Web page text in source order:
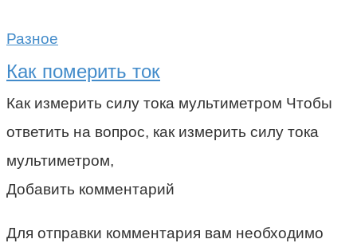
Разное
Как померить ток
Как измерить силу тока мультиметром Чтобы
ответить на вопрос, как измерить силу тока
мультиметром,
Добавить комментарий
Для отправки комментария вам необходимо